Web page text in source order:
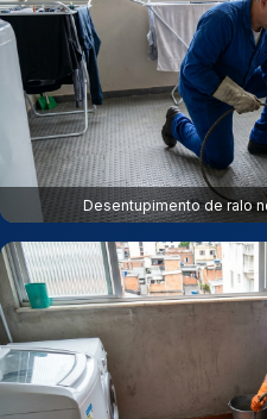
Desentupimento de ralo